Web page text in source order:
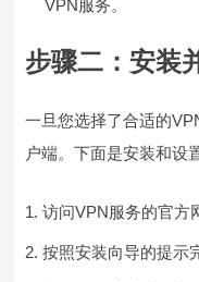
VPN服务。
步骤二：安装
一旦您选择了合适的
户端。下面是安装和设
访问VPN服务的官方
按照安装向导的提示